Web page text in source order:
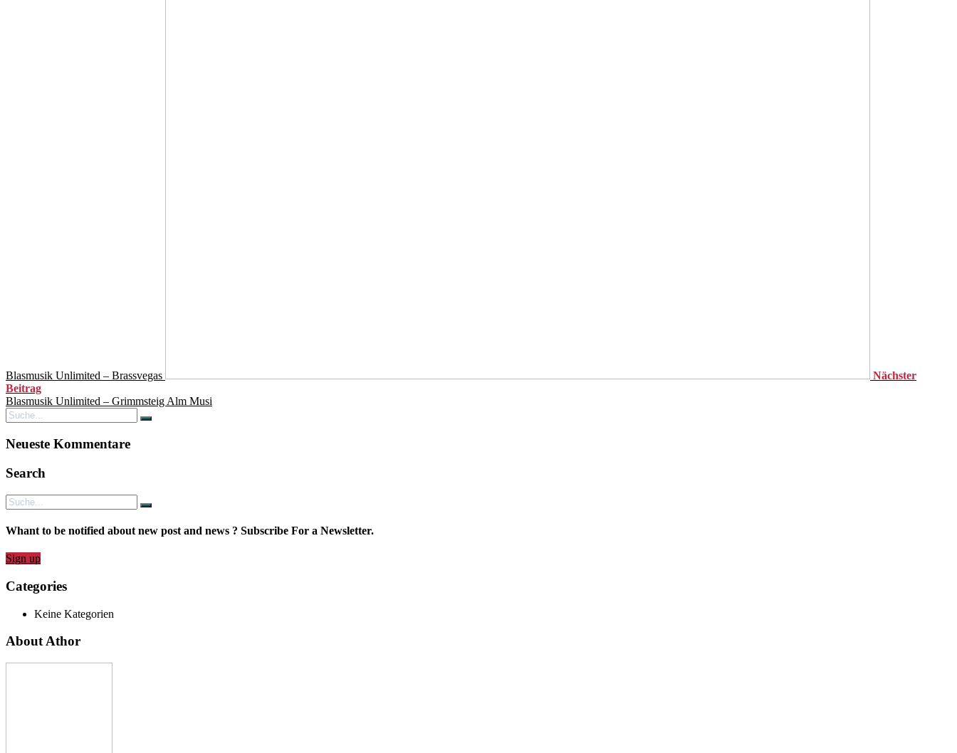
Blasmusik Unlimited – Brassvegas
Nächster
Beitrag
Blasmusik Unlimited – Grimmsteig Alm Musi
Neueste Kommentare
Search
Whant to be notified about new post and news ? Subscribe For a Newsletter.
Sign up
Categories
Keine Kategorien
About Athor